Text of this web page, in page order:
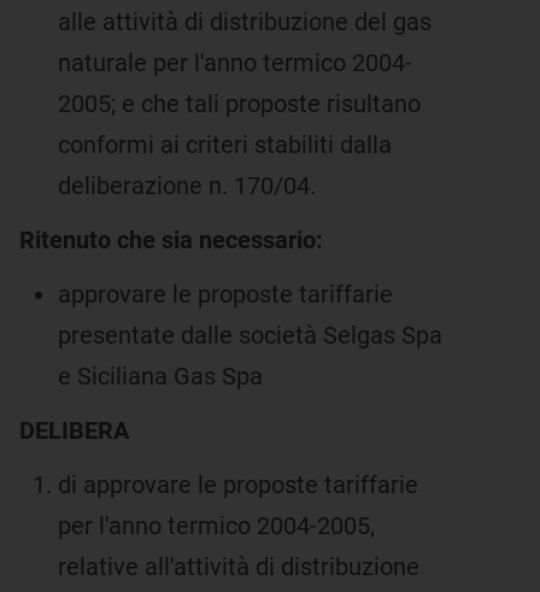
alle attività di distribuzione del gas
naturale per l'anno termico 2004-
2005; e che tali proposte risultano
conformi ai criteri stabiliti dalla
deliberazione n. 170/04.
Ritenuto che sia necessario:
approvare le proposte tariffarie
presentate dalle società Selgas Spa
e Siciliana Gas Spa
DELIBERA
di approvare le proposte tariffarie
per l'anno termico 2004-2005,
relative all'attività di distribuzione